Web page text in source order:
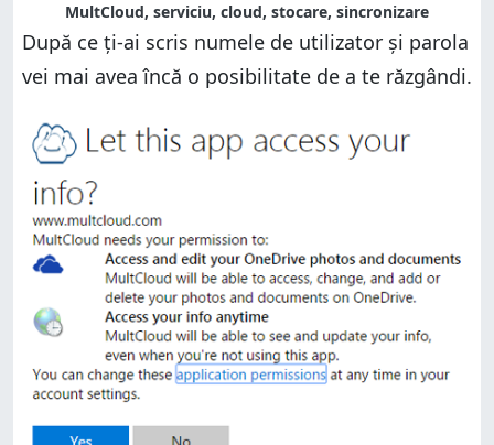
MultCloud, serviciu, cloud, stocare, sincronizare
După ce ți-ai scris numele de utilizator și parola
vei mai avea încă o posibilitate de a te răzgândi.